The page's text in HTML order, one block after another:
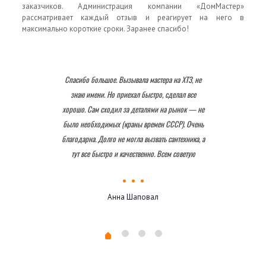
заказчиков. Администрация компании «ДомМастер»
рассматривает каждый отзыв и реагирует на него в
максимально короткие сроки. Заранее спасибо!
Спасибо большое. Вызывала мастера на ХТЗ, не
знаю имени. Но приехал быстро, сделал все
хорошо. Сам сходил за деталями на рынок — не
было необходимых (краны времен СССР). Очень
благодарна. Долго не могла вызвать сантехника, а
тут все быстро и качественно. Всем советую
Анна Шаповал